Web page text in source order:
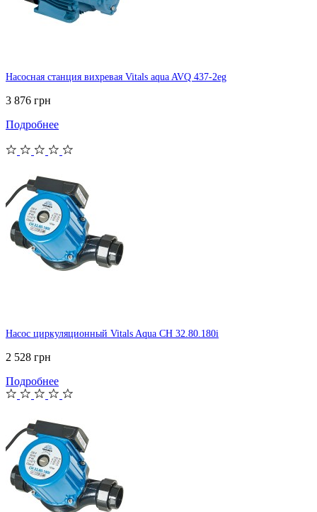
Насосная станция вихревая Vitals aqua AVQ 437-2eg
3 876 грн
Подробнее
Насос циркуляционный Vitals Aqua CH 32.80.180i
2 528 грн
Подробнее